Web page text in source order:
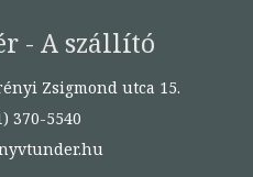
- A szállító
Zsigmond utca 15.
370-5540